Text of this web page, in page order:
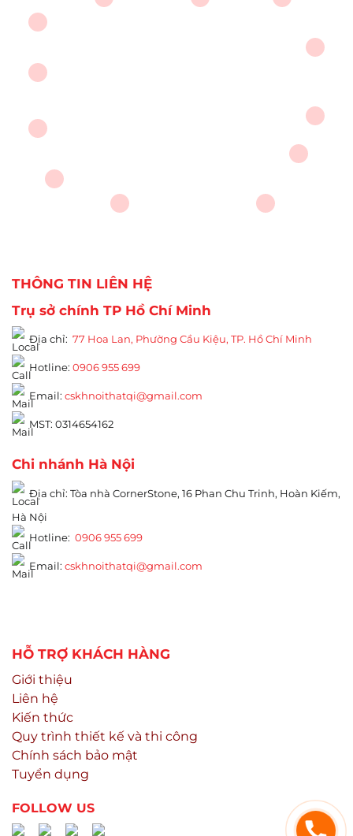
THÔNG TIN LIÊN HỆ
Trụ sở chính TP Hồ Chí Minh
Địa chỉ: 77 Hoa Lan, Phường Cầu Kiệu, TP. Hồ Chí Minh
Hotline: 0906 955 699
Email: cskhnoithatqi@gmail.com
MST: 0314654162
Chi nhánh Hà Nội
Địa chỉ: Tòa nhà CornerStone, 16 Phan Chu Trinh, Hoàn Kiếm,
Hà Nội
Hotline: 0906 955 699
Email: cskhnoithatqi@gmail.com
HỖ TRỢ KHÁCH HÀNG
Giới thiệu
Liên hệ
Kiến thức
Quy trình thiết kế và thi công
Chính sách bảo mật
Tuyển dụng
FOLLOW US